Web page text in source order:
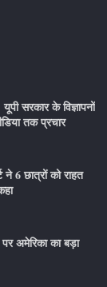
सरकार के विज्ञापनों
तक प्रचार
6 छात्रों को राहत
अमेरिका का बड़ा